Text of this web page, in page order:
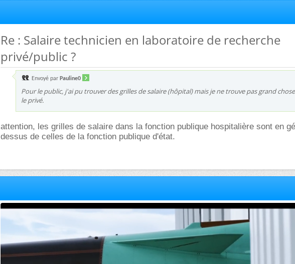
Re : Salaire technicien en laboratoire de recherche
privé/public ?
Envoyé par Pauline0
Pour le public, j'ai pu trouver des grilles de salaire (hôpital) mais je ne trouve pas grand
le privé.
attention, les grilles de salaire dans la fonction publique hospitalière sont en
dessus de celles de la fonction publique d'état.